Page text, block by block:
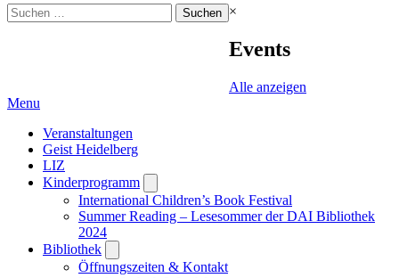
Suchen
nach:
×
Events
Alle anzeigen
Menu
Veranstaltungen
Geist Heidelberg
LIZ
Kinderprogramm
submenu
International Children’s Book Festival
Summer Reading – Lesesommer der DAI Bibliothek
2024
Bibliothek
submenu
Öffnungszeiten & Kontakt